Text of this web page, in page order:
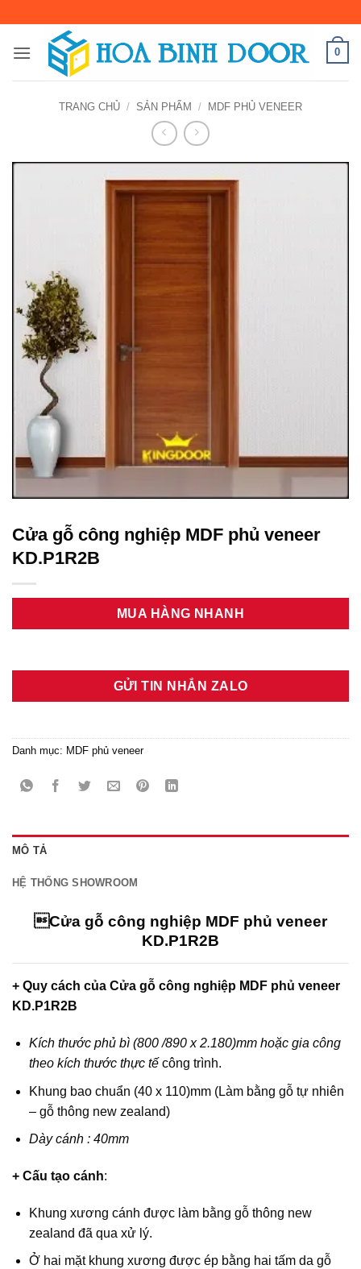
nội
0
TRANG CHỦ / SẢN PHẨM / MDF PHỦ VENEER
Cửa gỗ công nghiệp MDF phủ veneer
KD.P1R2B
MUA HÀNG NHANH
GỬI TIN NHẮN ZALO
Danh mục: MDF phủ veneer
MÔ TẢ
HỆ THỐNG SHOWROOM
Cửa gỗ công nghiệp MDF phủ veneer
KD.P1R2B
+ Quy cách của Cửa gỗ công nghiệp MDF phủ veneer
KD.P1R2B
Kích thước phủ bì (800 /890 x 2.180)mm hoặc gia công
theo kích thước thực tế công trình.
Khung bao chuẩn (40 x 110)mm (Làm bằng gỗ tự nhiên
– gỗ thông new zealand)
Dày cánh : 40mm
+ Cấu tạo cánh:
Khung xương cánh được làm bằng gỗ thông new
zealand đã qua xử lý.
Ở hai mặt khung xương được ép bằng hai tấm da gỗ